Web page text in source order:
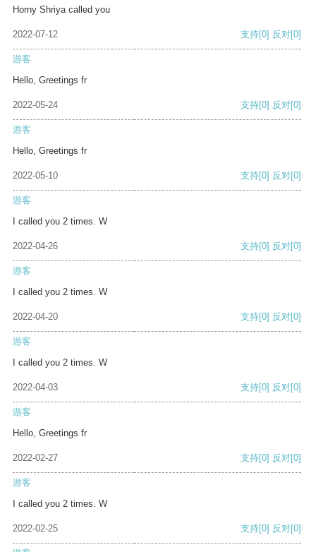
Horny Shriya called you
2022-07-12 支持[0] 反对[0]
游客
Hello, Greetings fr
2022-05-24 支持[0] 反对[0]
游客
Hello, Greetings fr
2022-05-10 支持[0] 反对[0]
游客
I called you 2 times. W
2022-04-26 支持[0] 反对[0]
游客
I called you 2 times. W
2022-04-20 支持[0] 反对[0]
游客
I called you 2 times. W
2022-04-03 支持[0] 反对[0]
游客
Hello, Greetings fr
2022-02-27 支持[0] 反对[0]
游客
I called you 2 times. W
2022-02-25 支持[0] 反对[0]